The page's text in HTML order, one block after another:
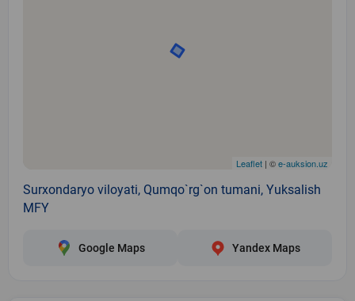
Leaflet | ©e-auksion.uz
Surxondaryo viloyati, Qumqo`rg`on tumani, Yuksalish
MFY
Google Maps Yandex Maps